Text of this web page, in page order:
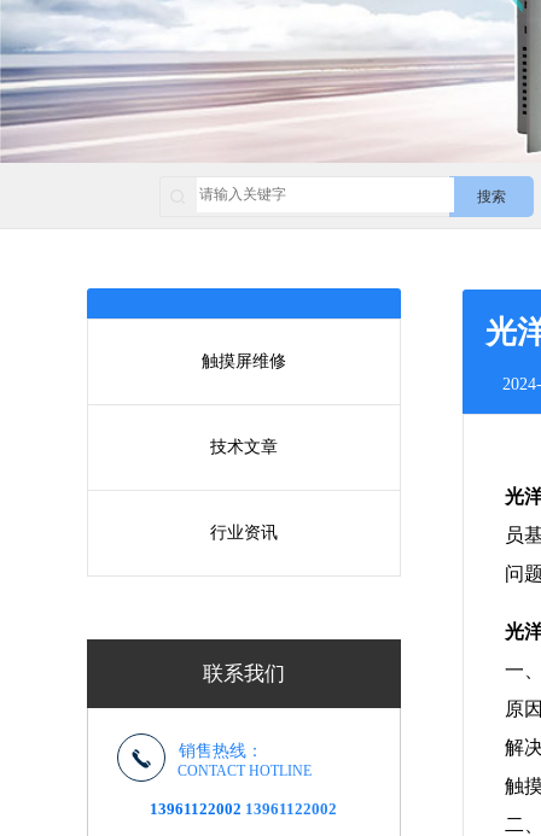
搜索
触摸屏维修
技术文章
行业资讯
联系我们
销售热线：
CONTACT HOTLINE
13961122002 13961122002
光
光
员
问
光
一
原
解
触
二